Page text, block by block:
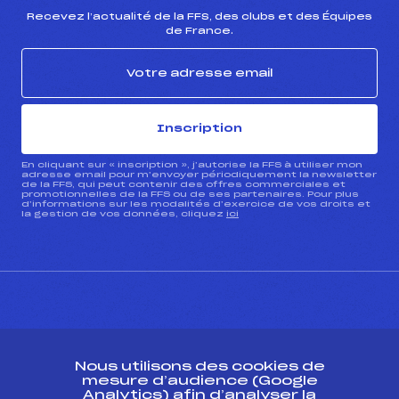
Recevez l’actualité de la FFS, des clubs et des Équipes
de France.
Inscription
En cliquant sur « inscription », j’autorise la FFS à utiliser mon
adresse email pour m’envoyer périodiquement la newsletter
de la FFS, qui peut contenir des offres commerciales et
promotionnelles de la FFS ou de ses partenaires. Pour plus
d’informations sur les modalités d’exercice de vos droits et
la gestion de vos données, cliquez ici
Nous utilisons des cookies de
mesure d’audience (Google
Analytics) afin d’analyser la